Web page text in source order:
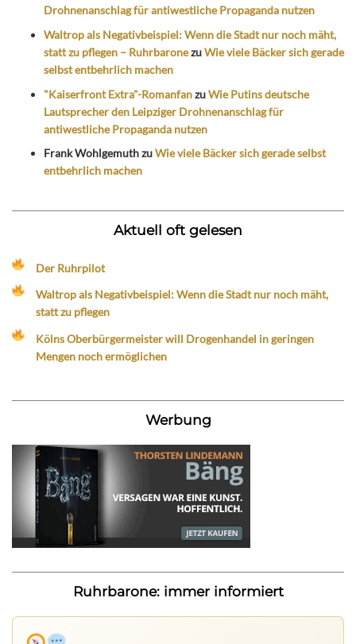
Drohnenanschlag für antiwestliche Propaganda nutzen
Waltrop als Negativbeispiel: Wenn die Stadt nur noch mäht,
statt zu pflegen – RuhrbaronezuWie viele Bäcker sich gerade
selbst entbehrlich machen
"Kaiserfront Extra"-RomanfanzuWie Putins deutsche
Lautsprecher den Leipziger Drohnenanschlag für
antiwestliche Propaganda nutzen
Frank WohlgemuthzuWie viele Bäcker sich gerade selbst
entbehrlich machen
Aktuell oft gelesen
Der Ruhrpilot
Waltrop als Negativbeispiel: Wenn die Stadt nur noch mäht,
statt zu pflegen
Kölns Oberbürgermeister will Drogenhandel in geringen
Mengen noch ermöglichen
Werbung
Ruhrbarone: immer informiert